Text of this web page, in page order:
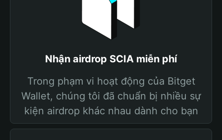
Nhận airdrop SCIA miễn phí
Trong phạm vi hoạt động của Bitget
Wallet, chúng tôi đã chuẩn bị nhiều sự
kiện airdrop khác nhau dành cho bạn